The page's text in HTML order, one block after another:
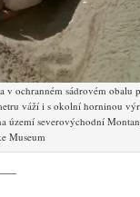
v ochranném sádrovém obalu
váží i s okolní horninou
území severovýchodní
Museum